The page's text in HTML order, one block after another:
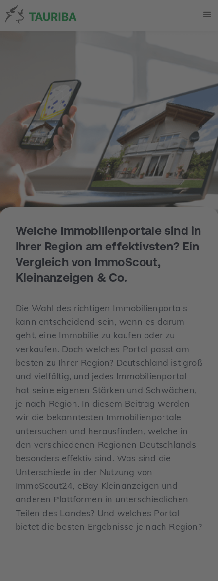
Welche Immobilienportale sind in
Ihrer Region am effektivsten? Ein
Vergleich von ImmoScout,
Kleinanzeigen & Co.
Die Wahl des richtigen Immobilienportals
kann entscheidend sein, wenn es darum
geht, eine Immobilie zu kaufen oder zu
verkaufen. Doch welches Portal passt am
besten zu Ihrer Region? Deutschland ist groß
und vielfältig, und jedes Immobilienportal
hat seine eigenen Stärken und Schwächen,
je nach Region. In diesem Beitrag werden
wir die bekanntesten Immobilienportale
untersuchen und herausfinden, welche in
den verschiedenen Regionen Deutschlands
besonders effektiv sind. Was sind die
Unterschiede in der Nutzung von
ImmoScout24, eBay Kleinanzeigen und
anderen Plattformen in unterschiedlichen
Teilen des Landes? Und welches Portal
bietet die besten Ergebnisse je nach Region?